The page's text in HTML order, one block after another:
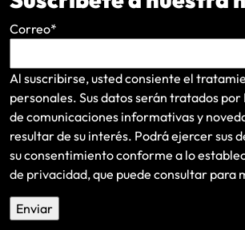
Correo*
Al suscribirse, usted consiente el
personales. Sus datos serán tratados por
de comunicaciones informativas y
resultar de su interés. Podrá ejercer sus
su consentimiento conforme a lo
de privacidad, que puede consultar para